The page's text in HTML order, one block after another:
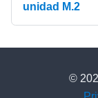
unidad M.2
©